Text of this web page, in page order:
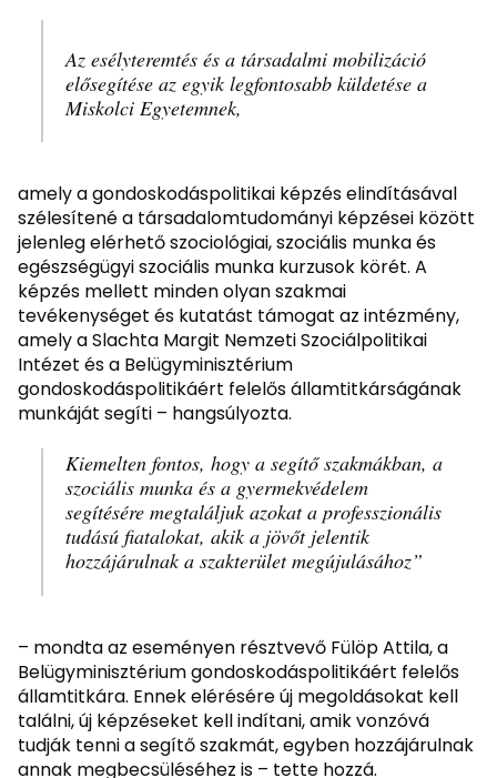
Az esélyteremtés és a társadalmi mobilizáció
elősegítése az egyik legfontosabb küldetése a
Miskolci Egyetemnek,
amely a gondoskodáspolitikai képzés elindításával
szélesítené a társadalomtudományi képzései között
jelenleg elérhető szociológiai, szociális munka és
egészségügyi szociális munka kurzusok körét. A
képzés mellett minden olyan szakmai
tevékenységet és kutatást támogat az intézmény,
amely a Slachta Margit Nemzeti Szociálpolitikai
Intézet és a Belügyminisztérium
gondoskodáspolitikáért felelős államtitkárságának
munkáját segíti – hangsúlyozta.
Kiemelten fontos, hogy a segítő szakmákban, a
szociális munka és a gyermekvédelem
segítésére megtaláljuk azokat a professzionális
tudású fiatalokat, akik a jövőt jelentik
hozzájárulnak a szakterület megújulásához”
– mondta az eseményen résztvevő Fülöp Attila, a
Belügyminisztérium gondoskodáspolitikáért felelős
államtitkára. Ennek elérésére új megoldásokat kell
találni, új képzéseket kell indítani, amik vonzóvá
tudják tenni a segítő szakmát, egyben hozzájárulnak
annak megbecsüléséhez is – tette hozzá.